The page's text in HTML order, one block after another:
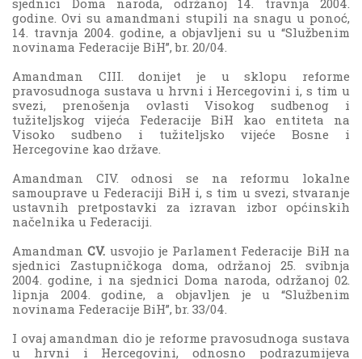
sjednici Doma naroda, održanoj 14. travnja 2004.
godine. Ovi su amandmani stupili na snagu u ponoć,
14. travnja 2004. godine, a objavljeni su u “Službenim
novinama Federacije BiH”, br. 20/04.
Amandman CIII. donijet je u sklopu reforme
pravosudnoga sustava u hrvni i Hercegovini i, s tim u
svezi, prenošenja ovlasti Visokog sudbenog i
tužiteljskog vijeća Federacije BiH kao entiteta na
Visoko sudbeno i tužiteljsko vijeće Bosne i
Hercegovine kao države.
Amandman CIV. odnosi se na reformu lokalne
samouprave u Federaciji BiH i, s tim u svezi, stvaranje
ustavnih pretpostavki za izravan izbor općinskih
načelnika u Federaciji.
AmandmanCV. usvojio je Parlament Federacije BiH na
sjednici Zastupničkoga doma, održanoj 25. svibnja
2004. godine, i na sjednici Doma naroda, održanoj 02.
lipnja 2004. godine, a objavljen je u “Službenim
novinama Federacije BiH”, br. 33/04.
I ovaj amandman dio je reforme pravosudnoga sustava
u hrvni i Hercegovini, odnosno podrazumijeva